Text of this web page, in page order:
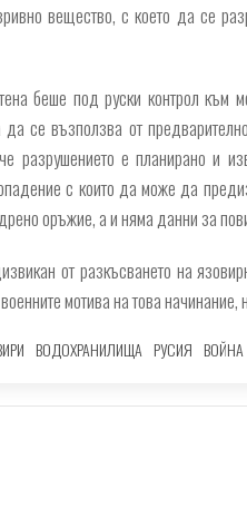
вещество, с което да се
беше под руски контрол към
се възползва от
разрушението е планирано и
с които да може да
оръжие, а и няма данни за
от разкъсването на
мотива на това
ВОДОХРАНИЛИЩА РУСИЯ ВОЙНА